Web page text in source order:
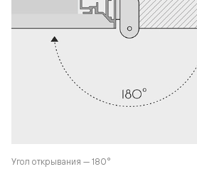
Угол открывания — 180°